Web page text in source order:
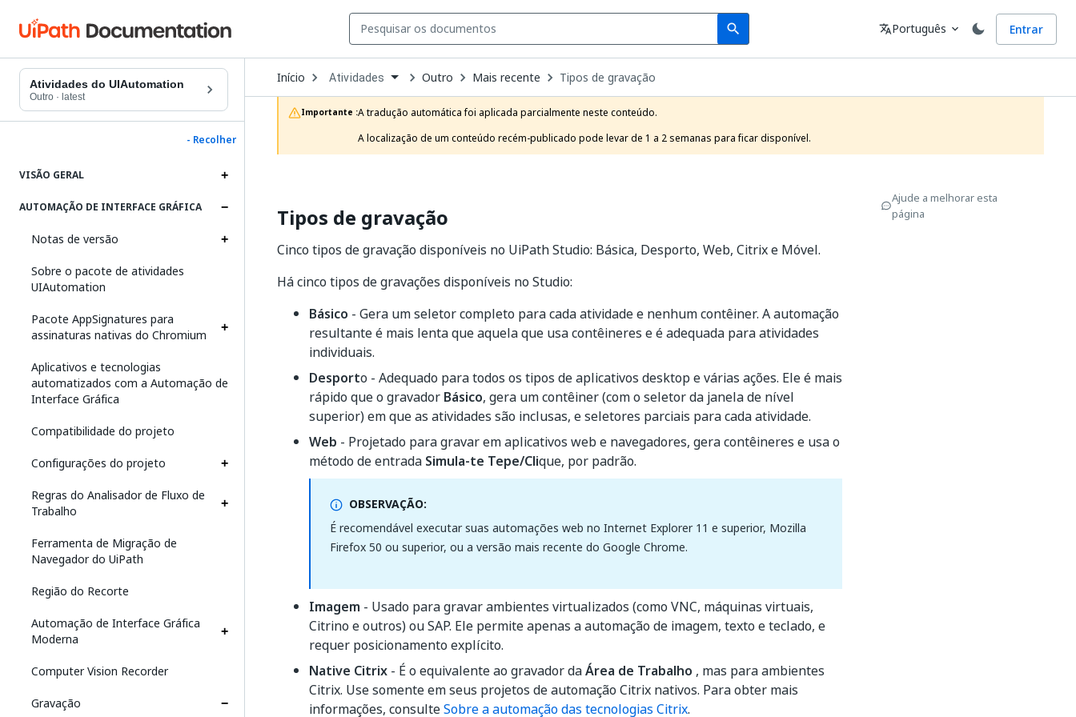
search
Search Idioma
translatePortuguês expand_more Entrar
Atividades do UIAutomation
Outro · latest
- Recolher
VISÃO GERAL
AUTOMAÇÃO DE INTERFACE GRÁFICA
Notas de versão
Sobre o pacote de atividades
UIAutomation
Pacote AppSignatures para
assinaturas nativas do Chromium
Aplicativos e tecnologias
automatizados com a Automação de
Interface Gráfica
Compatibilidade do projeto
Configurações do projeto
Regras do Analisador de Fluxo de
Trabalho
Ferramenta de Migração de
Navegador do UiPath
Região do Recorte
Automação de Interface Gráfica
Moderna
Computer Vision Recorder
Gravação
Início Open
Dropdown
to
choose
product
Atividades Outro Mais recente Tipos de gravação
Importante :A tradução automática foi aplicada parcialmente neste conteúdo.
A localização de um conteúdo recém-publicado pode levar de 1 a 2 semanas para ficar disponível.
Tipos de gravação
Cinco tipos de gravação disponíveis no UiPath Studio: Básica, Desporto, Web, Citrix e Móvel.
Há cinco tipos de gravações disponíveis no Studio:
Básico - Gera um seletor completo para cada atividade e nenhum contêiner. A automação
resultante é mais lenta que aquela que usa contêineres e é adequada para atividades
individuais.
Desporto - Adequado para todos os tipos de aplicativos desktop e várias ações. Ele é mais
rápido que o gravador Básico, gera um contêiner (com o seletor da janela de nível
superior) em que as atividades são inclusas, e seletores parciais para cada atividade.
Web - Projetado para gravar em aplicativos web e navegadores, gera contêineres e usa o
método de entrada Simula-te Tepe/Clique, por padrão.
OBSERVAÇÃO:
É recomendável executar suas automações web no Internet Explorer 11 e superior, Mozilla
Firefox 50 ou superior, ou a versão mais recente do Google Chrome.
Imagem - Usado para gravar ambientes virtualizados (como VNC, máquinas virtuais,
Citrino e outros) ou SAP. Ele permite apenas a automação de imagem, texto e teclado, e
requer posicionamento explícito.
Native Citrix - É o equivalente ao gravador daÁrea de Trabalho , mas para ambientes
Citrix. Use somente em seus projetos de automação Citrix nativos. Para obter mais
informações, consulteSobre a automação das tecnologias Citrix.
Ajude a melhorar esta
página